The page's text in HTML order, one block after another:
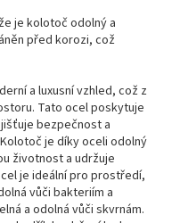
je kolotoč odolný a
před korozi, což
a luxusní vzhled, což z
Tato ocel poskytuje
bezpečnost a
je díky oceli odolný
životnost a udržuje
je ideální pro prostředí,
vůči bakteriím a
a odolná vůči skvrnám.